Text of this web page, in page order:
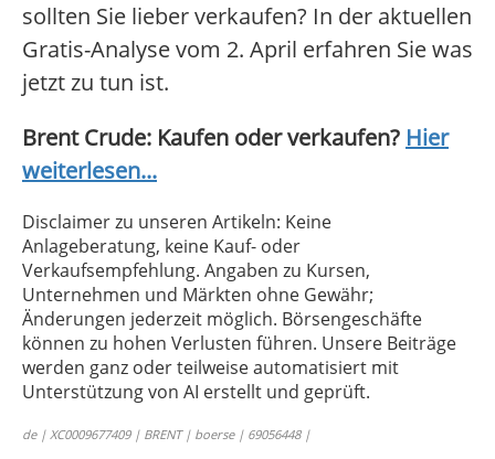
sollten Sie lieber verkaufen? In der aktuellen
Gratis-Analyse vom 2. April erfahren Sie was
jetzt zu tun ist.
Brent Crude: Kaufen oder verkaufen? Hier
weiterlesen...
Disclaimer zu unseren Artikeln: Keine
Anlageberatung, keine Kauf- oder
Verkaufsempfehlung. Angaben zu Kursen,
Unternehmen und Märkten ohne Gewähr;
Änderungen jederzeit möglich. Börsengeschäfte
können zu hohen Verlusten führen. Unsere Beiträge
werden ganz oder teilweise automatisiert mit
Unterstützung von AI erstellt und geprüft.
de | XC0009677409 | BRENT | boerse | 69056448 |